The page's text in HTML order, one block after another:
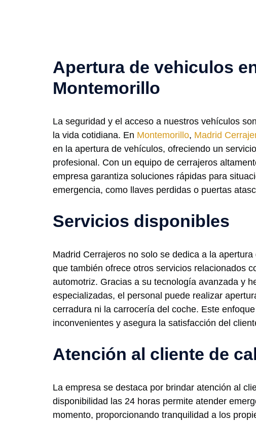
Apertura de vehiculos
Montemorillo
La seguridad y el acceso a nuestros vehículos
la vida cotidiana. En Montemorillo, Madrid
en la apertura de vehículos, ofreciendo un
profesional. Con un equipo de cerrajeros
empresa garantiza soluciones rápidas para
emergencia, como llaves perdidas o puertas
Servicios disponibles
Madrid Cerrajeros no solo se dedica a la
que también ofrece otros servicios relacionados
automotriz. Gracias a su tecnología avanzada y
especializadas, el personal puede realizar
cerradura ni la carrocería del coche. Este
inconvenientes y asegura la satisfacción del
Atención al cliente de
La empresa se destaca por brindar atención al
disponibilidad las 24 horas permite atender
momento, proporcionando tranquilidad a los